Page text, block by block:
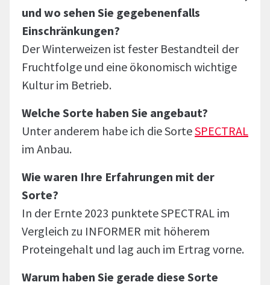
und wo sehen Sie gegebenenfalls
Einschränkungen?
Der Winterweizen ist fester Bestandteil der
Fruchtfolge und eine ökonomisch wichtige
Kultur im Betrieb.
Welche Sorte haben Sie angebaut?
Unter anderem habe ich die SorteSPECTRAL
im Anbau.
Wie waren Ihre Erfahrungen mit der
Sorte?
In der Ernte 2023 punktete SPECTRAL im
Vergleich zu INFORMER mit höherem
Proteingehalt und lag auch im Ertrag vorne.
Warum haben Sie gerade diese Sorte